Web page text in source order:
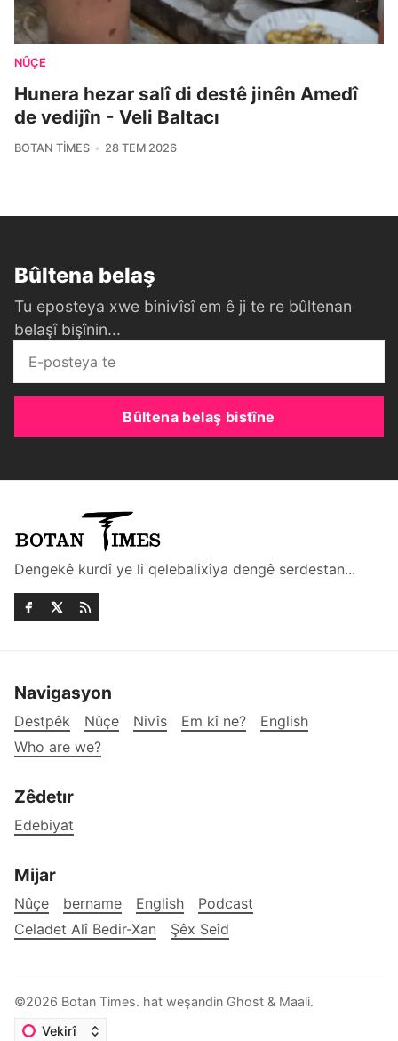
NÛÇE
Hunera hezar salî di destê jinên Amedî
de vedijîn - Veli Baltacı
BOTAN TIMES 28 TEM 2026
Bûltena belaş
Tu eposteya xwe binivîsî em ê ji te re bûltenan
belaşî bişînin...
Bûltena belaş bistîne
Dengekê kurdî ye li qelebalixîya dengê serdestan...
Navigasyon
Destpêk Nûçe Nivîs Em kî ne?
English
Who are we?
Zêdetır
Edebiyat
Mijar
Nûçe bername English
Podcast
Celadet Alî Bedir-Xan
Şêx Seîd
©2026 Botan Times. hat weşandin Ghost & Maali.